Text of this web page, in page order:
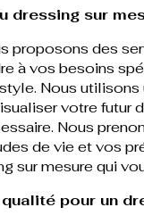
dressing sur
proposons des
à vos besoins
Nous
votre futur
Nous
de vie et vos
sur mesure qui
pour un